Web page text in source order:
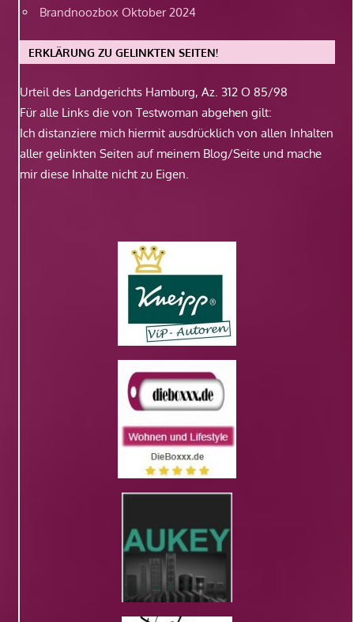
Brandnoozbox Oktober 2024
ERKLÄRUNG ZU GELINKTEN SEITEN!
Urteil des Landgerichts Hamburg, Az. 312 O 85/98
Für alle Links die von Testwoman abgehen gilt:
Ich distanziere mich hiermit ausdrücklich von allen Inhalten
aller gelinkten Seiten auf meinem Blog/Seite und mache
mir diese Inhalte nicht zu Eigen.